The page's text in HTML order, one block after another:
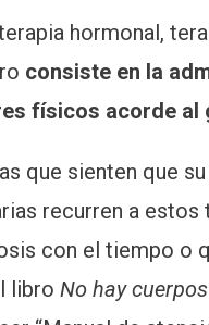
hormonal,
consiste en la
físicos acorde al
que sienten que
recurren a
con el tiempo o
libro No hay c